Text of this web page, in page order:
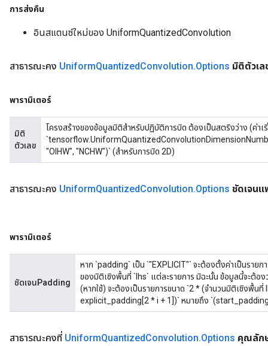
การส่งคืน
อินสแตนซ์ใหม่ของ UniformQuantizedConvolution
สาธารณะคง UniformQuantizedConvolution.Options มิติตัวเล
พารามิเตอร์
มิติ
ตัวเลข
โครงสร้างของข้อมูลมิติสำหรับปฏิบัติการบิด ต้องเป็นสตริงว่าง (ค่า
"OIHW", "NCHW")` (สำหรับการบิด 2D)
สาธารณะคง UniformQuantizedConvolution.Options ชัดเจน
พารามิเตอร์
ชัดเจนPadding
หาก `padding` เป็น `"EXPLICIT"` จะต้องตั้งค่าเป็นราย
ของมิติเชิงพื้นที่ `lhs` แต่ละรายการ มิฉะนั้น ข้อมูลนี้จะต้อง
(หากใช้) จะต้องเป็นรายการขนาด `2 * (จำนวนมิติเชิงพื้น
explicit_padding[2 * i + 1])` หมายถึง
สาธารณะคงที่ UniformQuantizedConvolution.Options คุณลัก